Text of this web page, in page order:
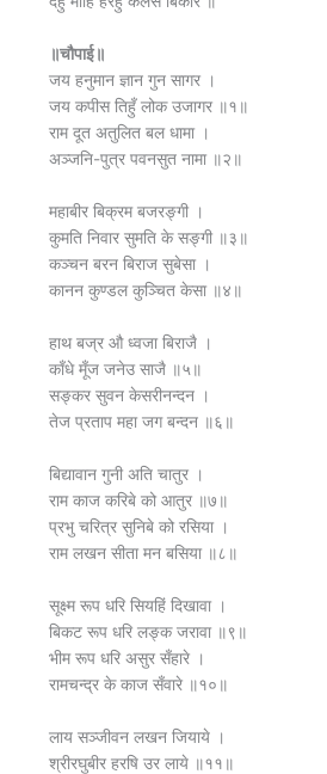
॥चौपाई॥
जय हनुमान ज्ञान गुन सागर ।
जय कपीस तिहुँ लोक उजागर ॥१॥
राम दूत अतुलित बल धामा ।
अञ्जनि-पुत्र पवनसुत नामा ॥२॥
महाबीर बिक्रम बजरङ्गी ।
कुमति निवार सुमति के सङ्गी ॥३॥
कञ्चन बरन बिराज सुबेसा ।
कानन कुण्डल कुञ्चित केसा ॥४॥
हाथ बज्र औ ध्वजा बिराजै ।
काँधे मूँज जनेउ साजै ॥५॥
सङ्कर सुवन केसरीनन्दन ।
तेज प्रताप महा जग बन्दन ॥६॥
बिद्यावान गुनी अति चातुर ।
राम काज करिबे को आतुर ॥७॥
प्रभु चरित्र सुनिबे को रसिया ।
राम लखन सीता मन बसिया ॥८॥
सूक्ष्म रूप धरि सियहिं दिखावा ।
बिकट रूप धरि लङ्क जरावा ॥९॥
भीम रूप धरि असुर सँहारे ।
रामचन्द्र के काज सँवारे ॥१०॥
लाय सञ्जीवन लखन जियाये ।
श्रीरघुबीर हरषि उर लाये ॥११॥